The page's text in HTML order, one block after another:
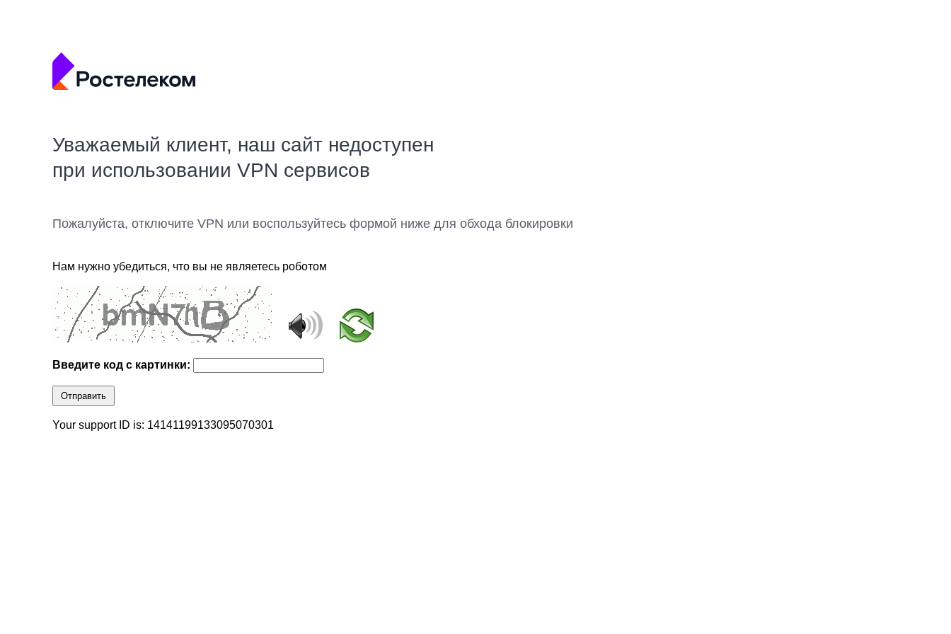
Уважаемый клиент, наш сайт недоступен
при использовании VPN сервисов
Пожалуйста, отключите VPN или воспользуйтесь формой ниже для обхода блокировки
Нам нужно убедиться, что вы не являетесь роботом
Введите код с картинки:
Отправить
Your support ID is: 14141199133095070301